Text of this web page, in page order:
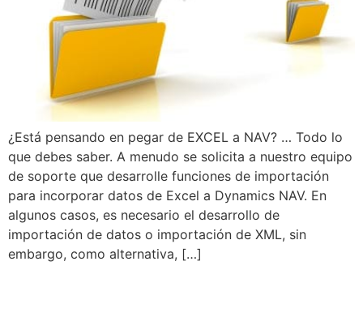
¿Está pensando en pegar de EXCEL a NAV? … Todo lo
que debes saber. A menudo se solicita a nuestro equipo
de soporte que desarrolle funciones de importación
para incorporar datos de Excel a Dynamics NAV. En
algunos casos, es necesario el desarrollo de
importación de datos o importación de XML, sin
embargo, como alternativa, […]